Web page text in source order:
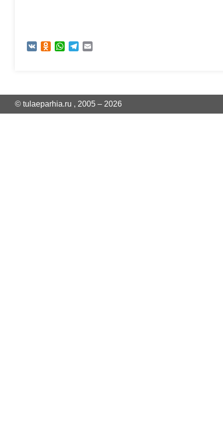
VK Odnoklassniki
WhatsAppTelegram
© tulaeparhia.ru , 2005 – 2026